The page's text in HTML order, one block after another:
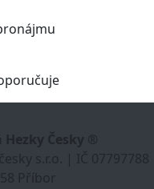
Hezky Česky ®
s.r.o. | IČ 07797788
Příbor